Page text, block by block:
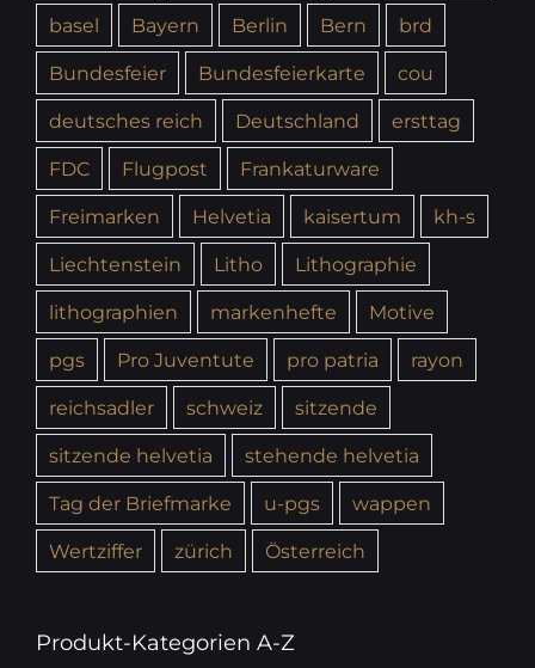
basel
Bayern Berlin Bern
brd
Bundesfeier
Bundesfeierkarte
cou
deutsches reich
Deutschland
ersttag
FDC
Flugpost
Frankaturware
Freimarken
Helvetia kaisertum
kh-s
Liechtenstein
Litho
Lithographie
lithographien
markenhefte
Motive
pgs
Pro Juventute pro patria
rayon
reichsadler
schweiz
sitzende
sitzende helvetia
stehende helvetia
Tag der Briefmarke
u-pgs
wappen
Wertziffer
zürich Österreich
Produkt-Kategorien A-Z